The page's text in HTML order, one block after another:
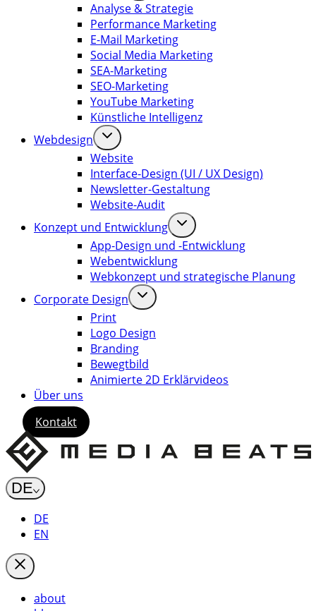
Analyse & Strategie
Performance Marketing
E-Mail Marketing
Social Media Marketing
SEA-Marketing
SEO-Marketing
YouTube Marketing
Künstliche Intelligenz
Webdesign
Website
Interface-Design (UI / UX Design)
Newsletter-Gestaltung
Website-Audit
Konzept und Entwicklung
App-Design und -Entwicklung
Webentwicklung
Webkonzept und strategische Planung
Corporate Design
Print
Logo Design
Branding
Bewegtbild
Animierte 2D Erklärvideos
Über uns
Kontakt
DE
DE
EN
about